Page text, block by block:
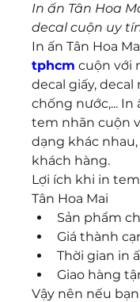
In ấn Tân Hoa
decal cuộn uy
In ấn Tân Hoa
tphcm cuộn với
decal giấy,
chống nước,... In
tem nhãn cuộn
dạng khác
khách hàng.
Lợi ích khi in
Tân Hoa Mai
Sản phẩm
Giá thành
Thời gian in
Giao hàng
Vậy nên nếu